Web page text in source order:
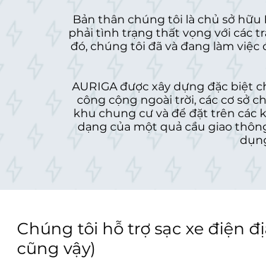
Bản thân chúng tôi là chủ sở
phải tình trạng thất vọng với các
đó, chúng tôi đã và đang làm
AURIGA được xây dựng đặc biệt
công cộng ngoài trời, các cơ sở
khu chung cư và để đặt trên các
dạng của một quả cầu giao
Chúng tôi hỗ trợ sạc xe điện
cũng vậy)